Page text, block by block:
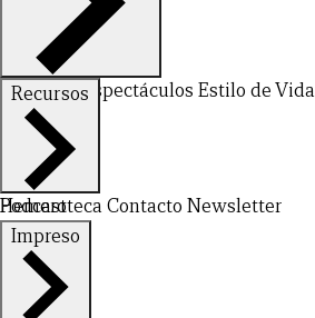
DeportesEspectáculos Estilo de Vida
Recursos
Hemeroteca Contacto Newsletter
Podcast
Impreso